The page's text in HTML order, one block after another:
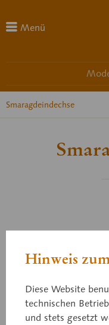
Menü
Smaragdeindechse
Hinweis
Diese Website
technischen
und stets gesetzt